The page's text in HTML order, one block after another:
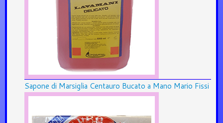
Sapone di Marsiglia Centauro Bucato a Mano Mario Fissi